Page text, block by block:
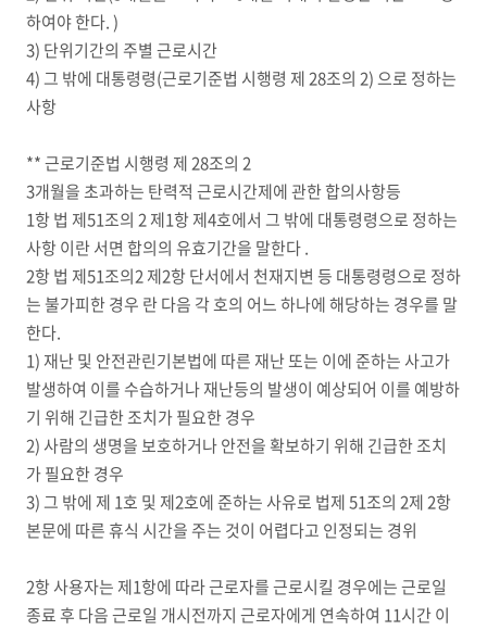
하여야 한다. )
3) 단위기간의 주별 근로시간
4) 그 밖에 대통령령(근로기준법 시행령 제 28조의 2) 으로 정하는
사항
** 근로기준법 시행령 제 28조의 2
3개월을 초과하는 탄력적 근로시간제에 관한 합의사항등
1항 법 제51조의 2 제1항 제4호에서 그 밖에 대통령령으로 정하는
사항 이란 서면 합의의 유효기간을 말한다 .
2항 법 제51조의2 제2항 단서에서 천재지변 등 대통령령으로 정하
는 불가피한 경우 란 다음 각 호의 어느 하나에 해당하는 경우를 말
한다.
1) 재난 및 안전관린기본법에 따른 재난 또는 이에 준하는 사고가
발생하여 이를 수습하거나 재난등의 발생이 예상되어 이를 예방하
기 위해 긴급한 조치가 필요한 경우
2) 사람의 생명을 보호하거나 안전을 확보하기 위해 긴급한 조치
가 필요한 경우
3) 그 밖에 제 1호 및 제2호에 준하는 사유로 법제 51조의 2제 2항
본문에 따른 휴식 시간을 주는 것이 어렵다고 인정되는 경위
2항 사용자는 제1항에 따라 근로자를 근로시킬 경우에는 근로일
종료 후 다음 근로일 개시전까지 근로자에게 연속하여 11시간 이